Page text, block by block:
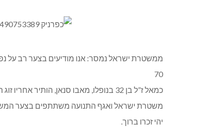
ממשטרת ישראל נמסר: אנו מודיעים בצער רב על
70
כמאל ז”ל בן 32 בנופלו, מאבו סנאן, הותיר אחריו זוג הורים, אישה וילד. כמאל עסק בפעילות משטרתית עת נפל במילוי תפקידו.
משטרת ישראל ואגף התנועה משתתפים בצער
יהי זכרו ברוך.